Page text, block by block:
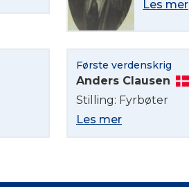
Les mer
Første verdenskrig
Anders Clausen
Stilling: Fyrbøter
Les mer